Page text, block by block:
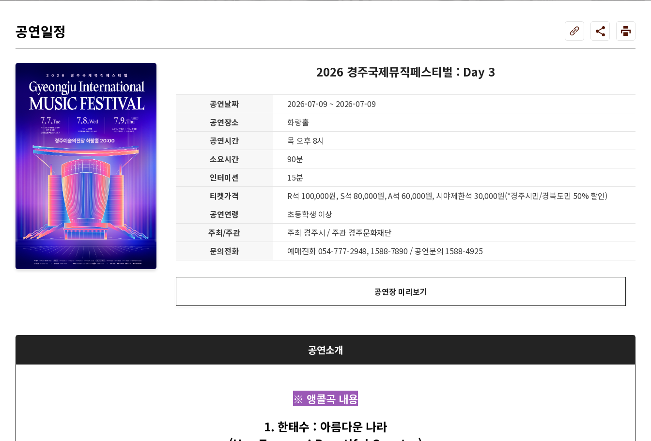
공연일정
2026 경주국제뮤직페스티벌 : Day 3
공연날짜
2026-07-09 ~ 2026-07-09
공연장소
화랑홀
공연시간
목 오후 8시
소요시간
90분
인터미션
15분
티켓가격
R석 100,000원, S석 80,000원, A석 60,000원, 시야제한석 30,000원(*경주시민/경북도민 50% 할인)
공연연령
초등학생 이상
주최/주관
주최 경주시 / 주관 경주문화재단
문의전화
예매전화 054-777-2949, 1588-7890 / 공연문의 1588-4925
공연장 미리보기
공연소개
※ 앵콜곡 내용
1. 한태수 : 아름다운 나라